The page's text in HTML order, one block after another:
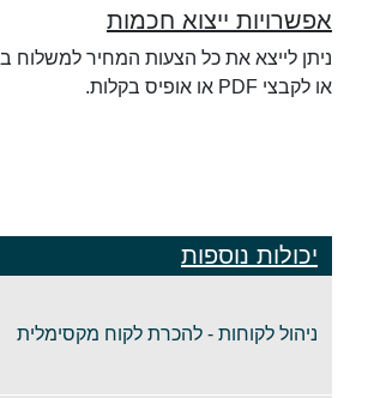
אפשרויות ייצוא חכמות
ניתן לייצא את כל הצעות המחיר למשלוח
או לקבצי PDF או אופיס בקלות.
יכולות נוספות
ניהול לקוחות - להכרת לקוח מקסימלית